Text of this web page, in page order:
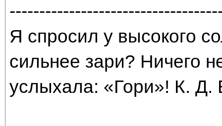
Я спросил у высокого
сильнее зари? Ничего
услыхала: «Гори»! К. Д.